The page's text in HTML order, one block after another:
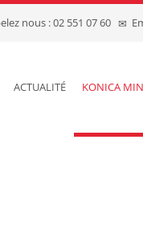
nous : 02 551 07 60
ACTUALITÉ KONICA